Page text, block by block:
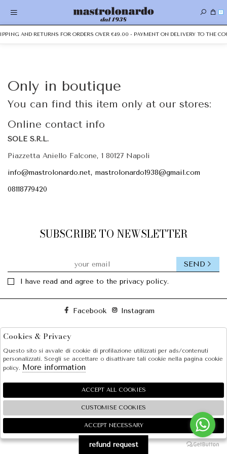
0
AND RETURNS FOR ORDERS OVER €49.00 - PAYMENT ON DELIVERY TO THE
Only in boutique
You can find this item only at our stores:
Online contact info
SOLE S.R.L.
Piazzetta Aniello Falcone, 1 80127 Napoli
info@mastrolonardo.net, mastrolonardo1938@gmail.com
08118779420
SUBSCRIBE TO NEWSLETTER
I have read and agree to the privacy policy.
SEND
Facebook Instagram
SHOPPING
EXTRA
gruppo Zucchetti
🍪
refund request
Cookies & Privacy
Questo sito si avvale di cookie di profilazione utilizzati per ads/contenuti
personalizzati. Scegli se accettare o disattivare tali cookie nella pagina cookie
policy. More information
ACCEPT ALL COOKIES
CUSTOMISE COOKIES
ACCEPT NECESSARY